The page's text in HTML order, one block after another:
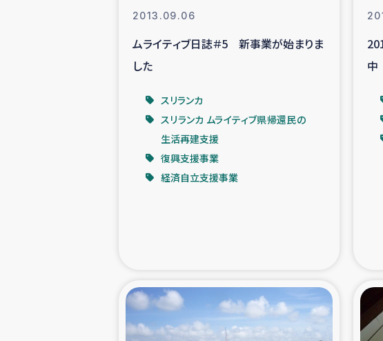
インターン・ボランティア日
居場所づくり
ガザ地区における被災住民への
ふりかけ普及と食生活改善による栄
トルコ・シリア地震被災者支
コーヒー生産者支援
2013.09.06
ムライティブ日誌＃5 新事業が始まりま
した
スリランカ
スリランカ ムライティブ県帰還民の
生活再建支援
復興支援事業
経済自立支援事業
中